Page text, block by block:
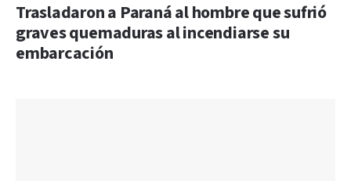
Trasladaron a Paraná al hombre que sufrió
graves quemaduras al incendiarse su
embarcación